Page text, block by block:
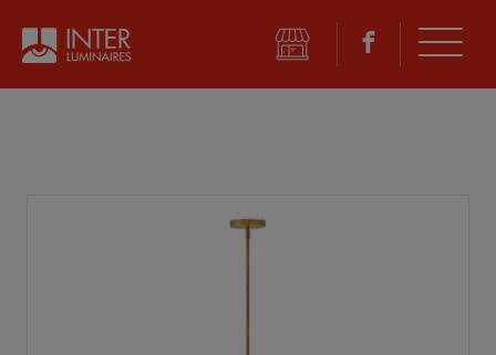
©2026 Inter Luminaires. Tous droits réservés. Conception Web :: Oktane